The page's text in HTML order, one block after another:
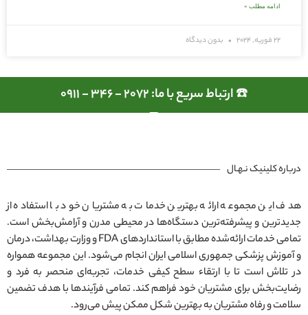
ادامه مطلب »
22 فوریه, 2024 بدون دیدگاه
☎️ ارتباط سریع با ما: 2072 - 346 - 0911
درباره کلینیک نـهـال
هدف این مجموعه ارائه بهترین خدمات به مشتریان خود با استفاده از
جدیدترین و پیشرفته‌ترین دستگاه‌ها در محیطی مدرن و آرامش‌بخش است.
تمامی خدمات ارائه‌شده مطابق با استانداردهای FDA و وزارت بهداشت، درمان
و آموزش پزشکی جمهوری اسلامی ایران انجام می‌شود. این مجموعه همواره
در تلاش است تا با ارتقاء سطح کیفی خدمات، تجربه‌ای منحصر به فرد و
رضایت‌بخش برای مشتریان خود فراهم کند. تمامی فرآیندها با هدف تضمین
سلامت و رفاه مشتریان به بهترین شکل ممکن پیش می‌رود.